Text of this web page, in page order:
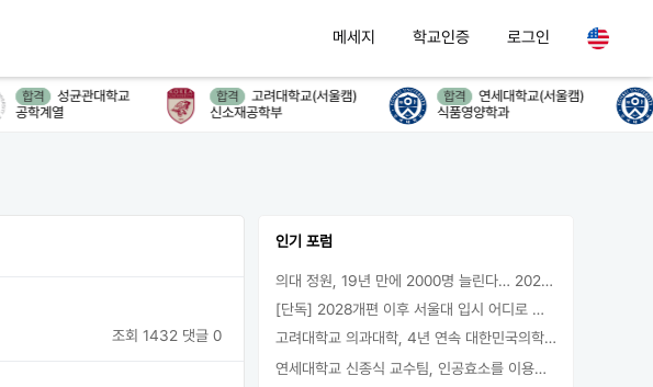
메세지 학교인증 로그인
합격
성균관대학교
공학계열
합격
고려대학교(서울캠)
신소재공학부
합격
연세대학교(서울캠)
식품영양학과
조회 1432 댓글 0
인기 포럼
의대 정원, 19년 만에 2000명 늘린다… 2025년 입시부터 적용
[단독] 2028개편 이후 서울대 입시 어디로 갈까.. ‘정시40% 폐지 추진’
고려대학교 의과대학, 4년 연속 대한민국의학한림원 정회원 최다 배출 外
연세대학교 신종식 교수팀, 인공효소를 이용한 아민의 키랄전환 세계 최초로 성공